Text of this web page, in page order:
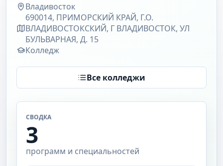
Владивосток
690014, ПРИМОРСКИЙ КРАЙ, Г.О.
ВЛАДИВОСТОКСКИЙ, Г ВЛАДИВОСТОК, УЛ
БУЛЬВАРНАЯ, Д. 15
Колледж
Все колледжи
СВОДКА
3
программ и специальностей